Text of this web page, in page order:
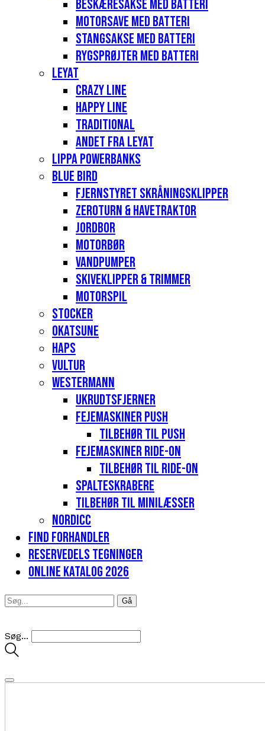
Beskæresakse med batteri
Motorsave med batteri
Stangsakse med batteri
Rygsprøjter med batteri
Leyat
Crazy Line
Happy Line
Traditional
Andet fra Leyat
Lippa Powerbanks
Blue Bird
Fjernstyret skråningsklipper
Zeroturn & havetraktor
Jordbor
Motorbør
Vandpumper
Skiveklipper & Trimmer
Motorspil
Stocker
Okatsune
Haps
Vultur
Westermann
Ukrudtsfjerner
Fejemaskiner Push
Tilbehør til push
Fejemaskiner Ride-on
Tilbehør til Ride-on
Spalteskrabere
Tilbehør til minilæsser
Nordicc
Find forhandler
Reservedels tegninger
Online katalog 2026
Søg...